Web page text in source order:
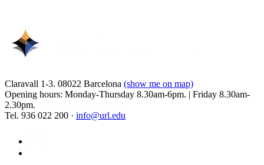
Claravall 1-3. 08022 Barcelona (show me on map)
Opening hours: Monday-Thursday 8.30am-6pm. | Friday 8.30am-
2.30pm.
Tel. 936 022 200 · info@url.edu